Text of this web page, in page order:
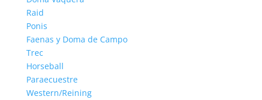
Raid
Ponis
Faenas y Doma de Campo
Trec
Horseball
Paraecuestre
Western/Reining